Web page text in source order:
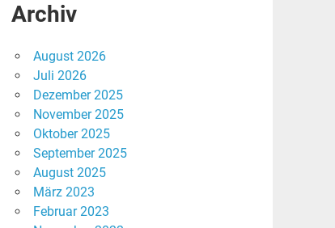
Archiv
August 2026
Juli 2026
Dezember 2025
November 2025
Oktober 2025
September 2025
August 2025
März 2023
Februar 2023